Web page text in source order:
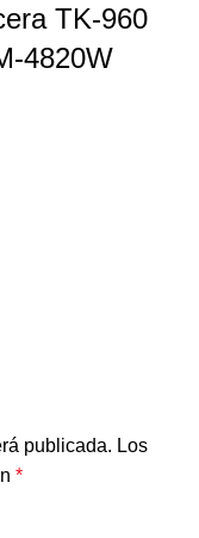
TK-960
4820W
publicada. Los
*